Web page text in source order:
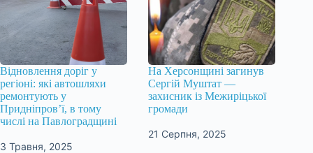
Відновлення доріг у
регіоні: які автошляхи
ремонтують у
Придніпров’ї, в тому
числі на Павлоградщині
3 Травня, 2025
На Херсонщині загинув
Сергій Муштат —
захисник із Межиріцької
громади
21 Серпня, 2025